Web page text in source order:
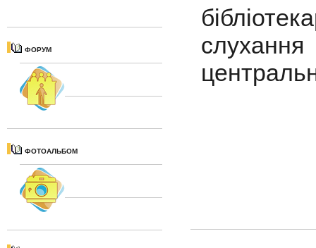
ФОРУМ
ФОТОАЛЬБОМ